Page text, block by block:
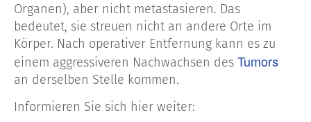
Organen), aber nicht metastasieren. Das
bedeutet, sie streuen nicht an andere Orte im
Körper. Nach operativer Entfernung kann es zu
einem aggressiveren Nachwachsen des Tumors
an derselben Stelle kommen.
Informieren Sie sich hier weiter: